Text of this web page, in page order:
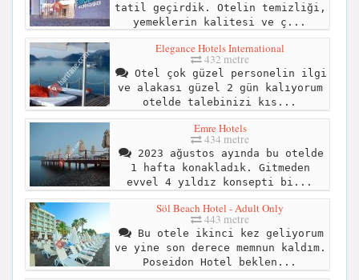
tatil geçirdik. Otelin temizliği,
yemeklerin kalitesi ve ç...
Elegance Hotels International
432 metre
Otel çok güzel personelin ilgi
ve alakası güzel 2 gün kalıyorum
otelde talebinizi kıs...
Emre Hotels
434 metre
2023 ağustos ayında bu otelde
1 hafta konakladık. Gitmeden
evvel 4 yıldız konsepti bi...
Söl Beach Hotel - Adult Only
443 metre
Bu otele ikinci kez geliyorum
ve yine son derece memnun kaldım.
Poseidon Hotel beklen...